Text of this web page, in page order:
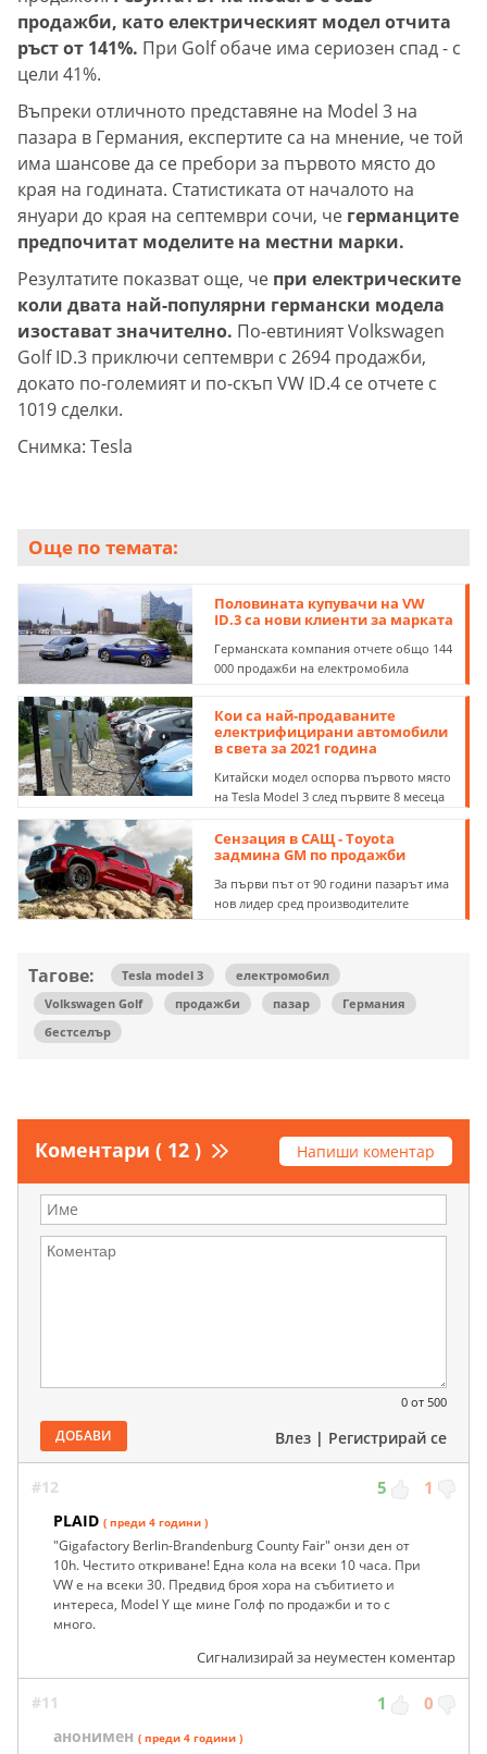
продажби, като електрическият модел отчита
ръст от 141%. При Golf обаче има сериозен спад - с
цели 41%.
Въпреки отличното представяне на Model 3 на
пазара в Германия, експертите са на мнение, че той
има шансове да се пребори за първото място до
края на годината. Статистиката от началото на
януари до края на септември сочи, че германците
предпочитат моделите на местни марки.
Резултатите показват още, че при електрическите
коли двата най-популярни германски модела
изостават значително. По-евтиният Volkswagen
Golf ID.3 приключи септември с 2694 продажби,
докато по-големият и по-скъп VW ID.4 се отчете с
1019 сделки.
Снимка: Tesla
Още по темата:
Половината купувачи на VW
ID.3 са нови клиенти за марката
Германската компания отчете общо 144
000 продажби на електромобила
Кои са най-продаваните
електрифицирани автомобили
в света за 2021 година
Китайски модел оспорва първото място
на Tesla Model 3 след първите 8 месеца
Сензация в САЩ - Toyota
задмина GM по продажби
За първи път от 90 години пазарът има
нов лидер сред производителите
Тагове: Tesla model 3
електромобил
Volkswagen Golf
продажби пазар
Германия
бестселър
Коментари ( 12 ) Напиши коментар
0 от 500
ДОБАВИ Влез | Регистрирай се
#12 5 1
PLAID ( преди 4 години )
"Gigafactory Berlin-Brandenburg County Fair" онзи ден от
10h. Честито откриване! Една кола на всеки 10 часа. При
VW е на всеки 30. Предвид броя хора на събитието и
интереса, Model Y ще мине Голф по продажби и то с
много.
Сигнализирай за неуместен коментар
#11 1 0
анонимен ( преди 4 години )